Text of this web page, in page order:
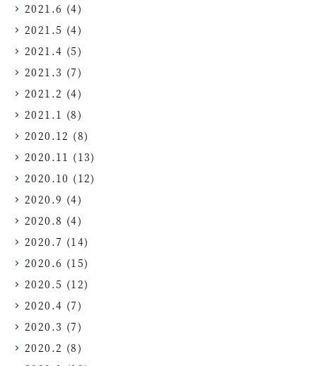
2021.6 (4)
2021.5 (4)
2021.4 (5)
2021.3 (7)
2021.2 (4)
2021.1 (8)
2020.12 (8)
2020.11 (13)
2020.10 (12)
2020.9 (4)
2020.8 (4)
2020.7 (14)
2020.6 (15)
2020.5 (12)
2020.4 (7)
2020.3 (7)
2020.2 (8)